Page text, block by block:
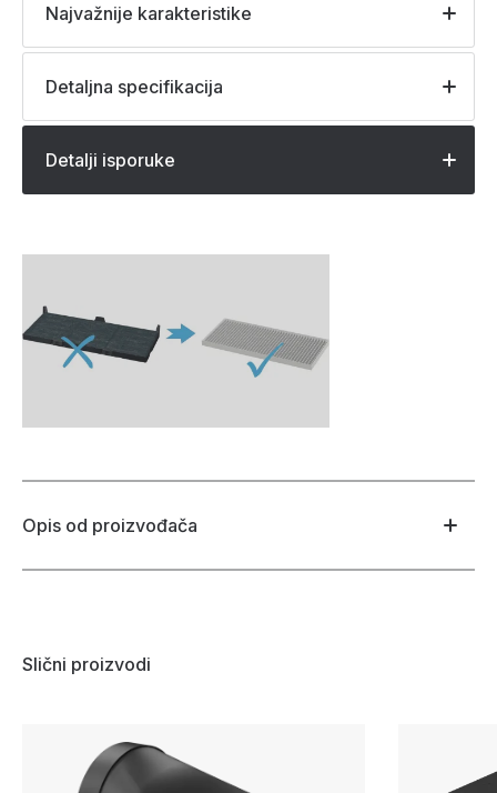
Najvažnije karakteristike
Detaljna specifikacija
Detalji isporuke
Opis od proizvođača
Slični proizvodi